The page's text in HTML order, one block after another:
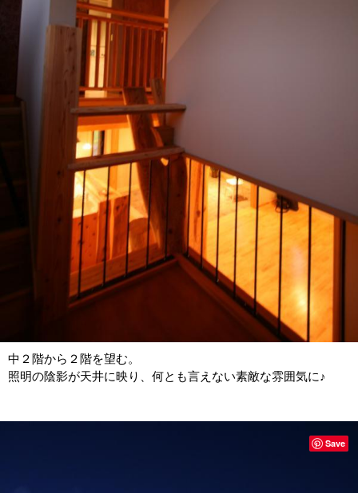
中２階から２階を望む。
照明の陰影が天井に映り、何とも言えない素敵な雰囲気に♪
Save